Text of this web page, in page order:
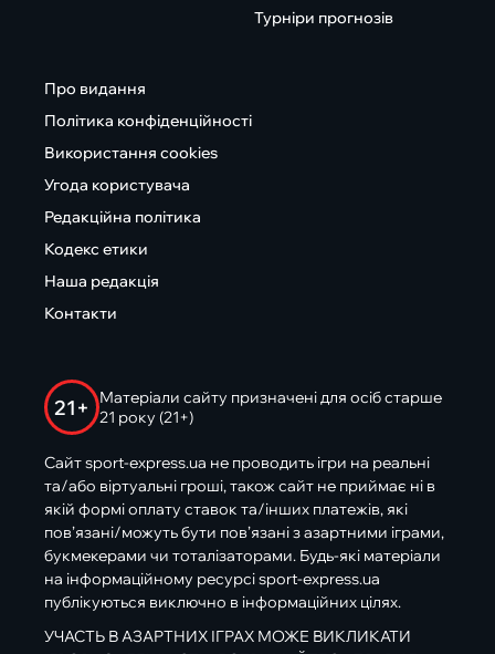
Турніри прогнозів
Про видання
Політика конфіденційності
Використання cookies
Угода користувача
Редакційна політика
Кодекс етики
Наша редакція
Контакти
21+
Матеріали сайту призначені для осіб старше
21 року (21+)
Сайт sport-express.ua не проводить ігри на реальні
та/або віртуальні гроші, також сайт не приймає ні в
якій формі оплату ставок та/інших платежів, які
пов’язані/можуть бути пов’язані з азартними іграми,
букмекерами чи тоталізаторами. Будь-які матеріали
на інформаційному ресурсі sport-express.ua
публікуються виключно в інформаційних цілях.
УЧАСТЬ В АЗАРТНИХ ІГРАХ МОЖЕ ВИКЛИКАТИ